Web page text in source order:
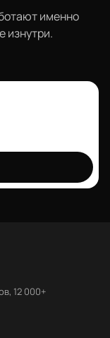
именно
изнутри.
12 000+